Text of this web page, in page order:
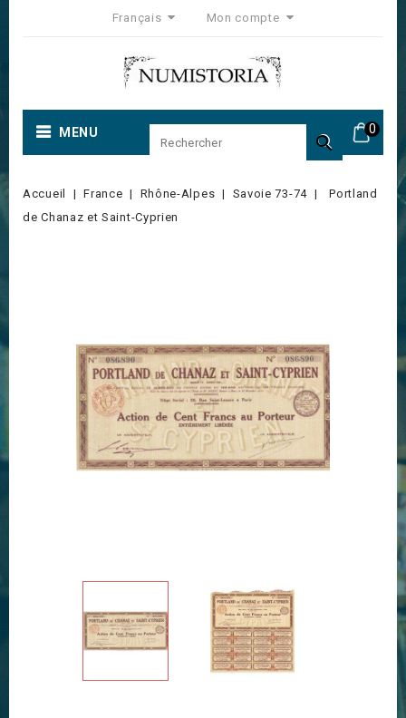
Français Mon compte
0
MENU 
Accueil France Rhône-Alpes Savoie 73-74
Portland
de Chanaz et Saint-Cyprien